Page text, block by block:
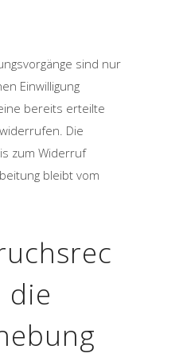
sind nur
Einwilligung
bereits erteilte
Die
zum Widerruf
bleibt vom
die